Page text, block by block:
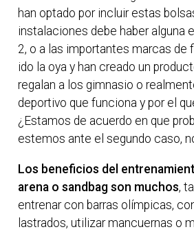
han optado por incluir estas
instalaciones debe haber alguna
2, o a las importantes marcas de
ido la oya y han creado un
regalan a los gimnasio o
deportivo que funciona y por el
¿Estamos de acuerdo en que
estemos ante el segundo caso,
Los beneficios del
arena o sandbag son muchos,
entrenar con barras olímpicas,
lastrados, utilizar mancuernas o